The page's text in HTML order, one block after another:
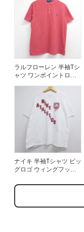
ラルフローレン 半袖Tシ
ャツ ワンポイントロゴ
ナイキ 半袖Tシャツ ビッ
グロゴ ウィングフット
古着